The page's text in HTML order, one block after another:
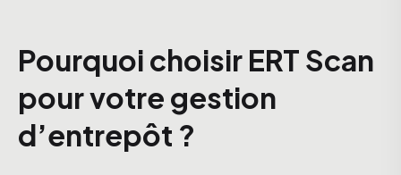
Pourquoi choisir ERT Scan
pour votre gestion
d’entrepôt ?